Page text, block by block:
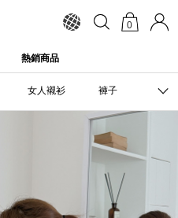
0
熱銷商品
女人襯衫 褲子